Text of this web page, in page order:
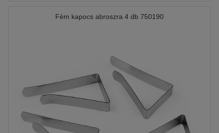
Fém kapocs abroszra 4 db 750190